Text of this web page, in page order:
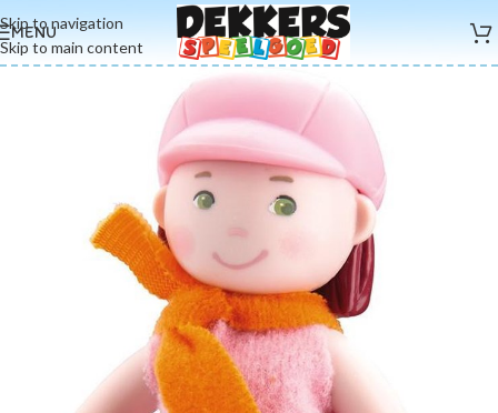
Skip to navigation
Skip to main content
MENU